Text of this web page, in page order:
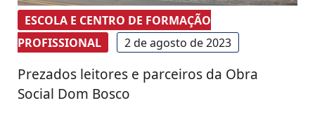
ESCOLA E CENTRO DE FORMAÇÃO
PROFISSIONAL
2 de agosto de 2023
Prezados leitores e parceiros da Obra
Social Dom Bosco